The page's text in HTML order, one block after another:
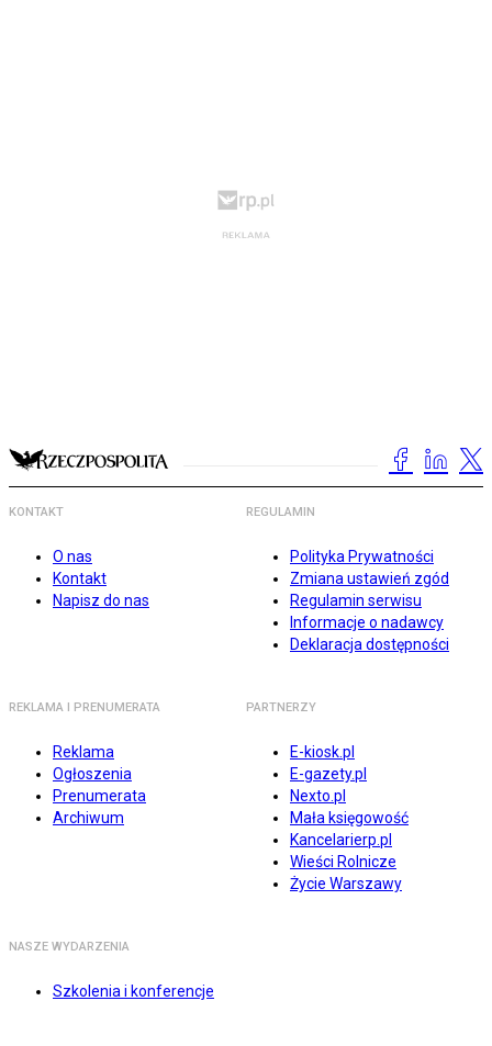
KONTAKT
O nas
Kontakt
Napisz do nas
REGULAMIN
Polityka Prywatności
Zmiana ustawień zgód
Regulamin serwisu
Informacje o nadawcy
Deklaracja dostępności
REKLAMA I PRENUMERATA
Reklama
Ogłoszenia
Prenumerata
Archiwum
PARTNERZY
E-kiosk.pl
E-gazety.pl
Nexto.pl
Mała księgowość
Kancelarierp.pl
Wieści Rolnicze
Życie Warszawy
NASZE WYDARZENIA
Szkolenia i konferencje